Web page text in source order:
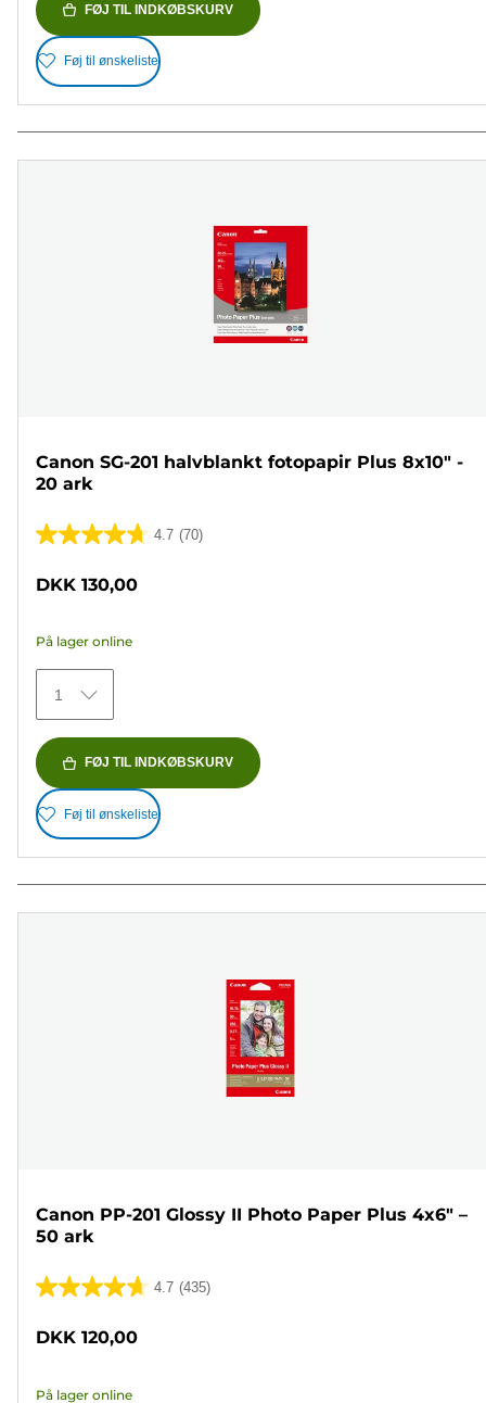
FØJ TIL INDKØBSKURV
Føj til ønskeliste
Canon SG-201 halvblankt fotopapir Plus 8x10" -
20 ark
4.7 (70)
4.7
af
stjerner.
70
anmeldelser
DKK 130,00
På lager online
1
FØJ TIL INDKØBSKURV
Føj til ønskeliste
Canon PP-201 Glossy II Photo Paper Plus 4x6" –
50 ark
4.7 (435)
4.7
DKK 120,00
På lager online